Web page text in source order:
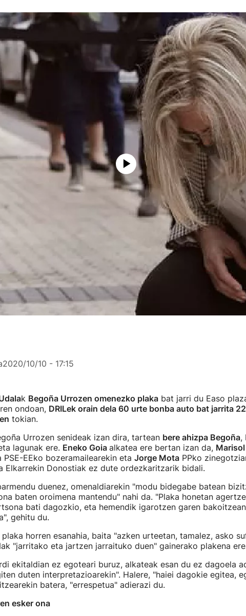
2020/10/10 - 17:15
k Begoña Urrozen omenezko plakabat jarri du Easo
ondoan, DRILek orain dela 60 urte bonba auto bat jarrita
tokian.
Urrozen senideak izan dira, tartean bere ahizpa Begoña,
lagunak ere. Eneko Goia alkatea ere bertan izan da,
EEko bozeramailearekin eta Jorge MotaPPko
Elkarrekin Donostiak ez dute ordezkaritzarik bidali.
duenez, omenaldiarekin "modu bidegabe batean
baten oroimena mantendu" nahi da. "Plaka honetan
bati dagozkio, eta hemendik igarotzen garen
gehitu du.
horren esanahia, baita "azken urteetan, tamalez, asko
"jarritako eta jartzen jarraituko duen" gainerako plakena
ekitaldian ez egoteari buruz, alkateak esan du ez dagoela
duten interpretazioarekin". Halere, "haiei dagokie egitea,
batera, "errespetua" adierazi du.
esker ona